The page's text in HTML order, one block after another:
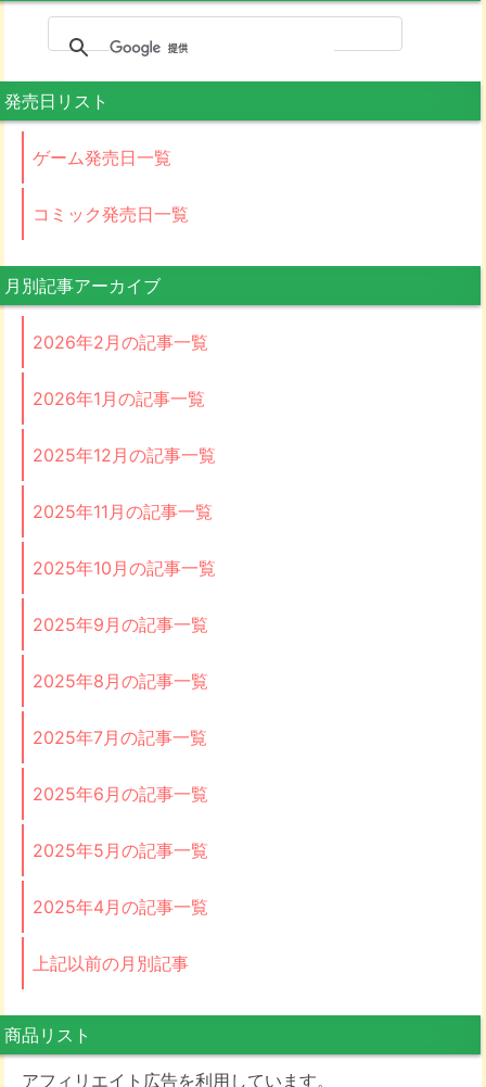
発売日リスト
ゲーム発売日一覧
コミック発売日一覧
月別記事アーカイブ
2026年2月の記事一覧
2026年1月の記事一覧
2025年12月の記事一覧
2025年11月の記事一覧
2025年10月の記事一覧
2025年9月の記事一覧
2025年8月の記事一覧
2025年7月の記事一覧
2025年6月の記事一覧
2025年5月の記事一覧
2025年4月の記事一覧
上記以前の月別記事
商品リスト
アフィリエイト広告を利用しています。